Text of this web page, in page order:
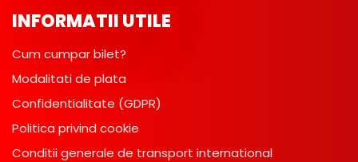
INFORMATII UTILE
Cum cumpar bilet?
Modalitati de plata
Confidentialitate (GDPR)
Politica privind cookie
Conditii generale de transport international